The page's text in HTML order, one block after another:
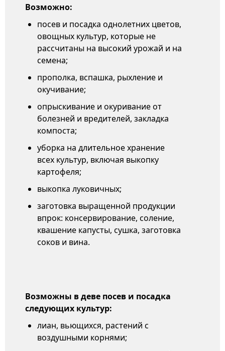
Возможно:
посев и посадка однолетних цветов,
овощных культур, которые не
рассчитаны на высокий урожай и на
семена;
прополка, вспашка, рыхление и
окучивание;
опрыскивание и окуривание от
болезней и вредителей, закладка
компоста;
уборка на длительное хранение
всех культур, включая выкопку
картофеля;
выкопка луковичных;
заготовка выращенной продукции
впрок: консервирование, соление,
квашение капусты, сушка, заготовка
соков и вина.
Возможны в деве посев и посадка
следующих культур:
лиан, вьющихся, растений с
воздушными корнями;